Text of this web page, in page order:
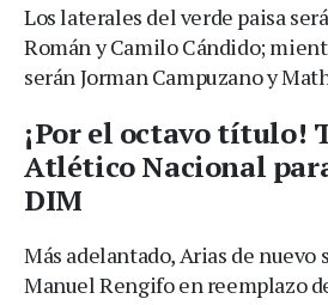
Los laterales del verde paisa
Román y Camilo Cándido;
serán Jorman Campuzano y
¡Por el octavo título!
Atlético Nacional
DIM
Más adelantado, Arias de nuevo
Manuel Rengifo en reemplazo